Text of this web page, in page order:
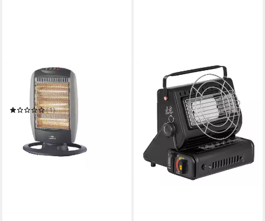
Heizstrahler Heizstrahler
Stromsparender Quartz-
Heizlüfter: 3 Heizstufen
(1)
34,95 € UVP46,95 €
in 5-6 Werktagen bei dir